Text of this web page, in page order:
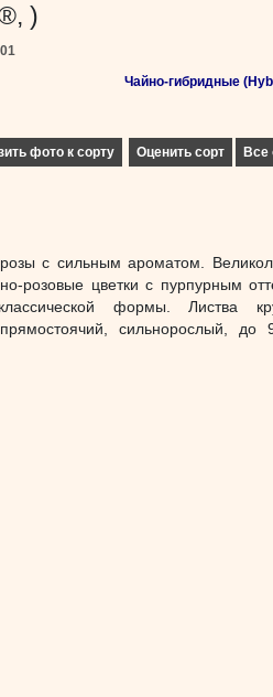
)
Чайно-гибридные
фото к сорту Оценить сорт Все
с сильным ароматом.
розовые цветки с пурпурным
формы. Листва
сильнорослый, до